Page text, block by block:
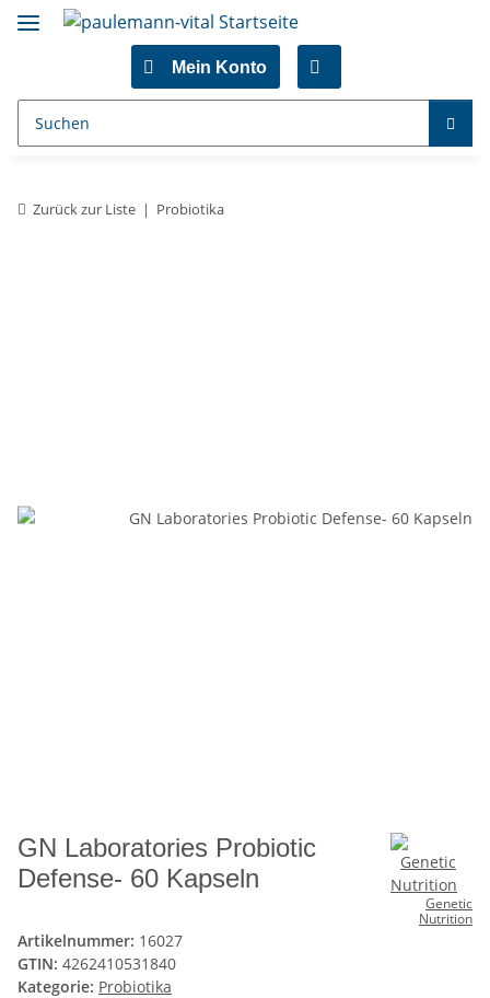
Mein Konto
Zurück zur Liste Probiotika
Genetic
Nutrition
GN Laboratories Probiotic
Defense- 60 Kapseln
Artikelnummer: 16027
GTIN: 4262410531840
Kategorie: Probiotika